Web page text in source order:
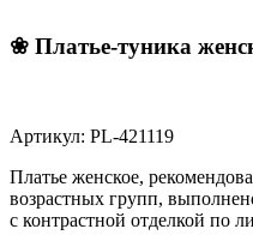
❀ Платье-туника
Артикул: PL-421119
Платье женское,
возрастных групп,
с контрастной отделкой по